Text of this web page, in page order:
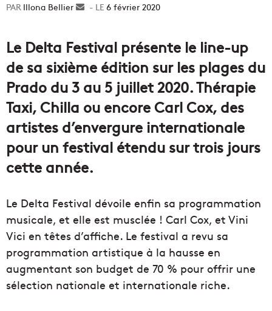
Illona Bellier
Envoyer6 février 2020
Le Delta Festival présente le line-up
de sa sixième édition sur les plages du
Prado du 3 au 5 juillet 2020. Thérapie
Taxi, Chilla ou encore Carl Cox, des
artistes d’envergure internationale
pour un festival étendu sur trois jours
cette année.
Le Delta Festival dévoile enfin sa programmation
musicale, et elle est musclée ! Carl Cox, et Vini
Vici en têtes d’affiche. Le festival a revu sa
programmation artistique à la hausse en
augmentant son budget de 70 % pour offrir une
sélection nationale et internationale riche.